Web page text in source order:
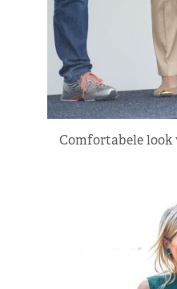
Comfortabele look